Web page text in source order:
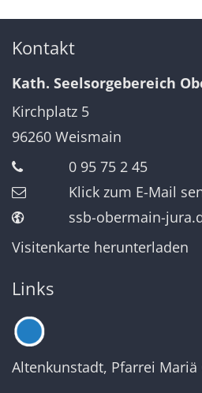
Kontakt
Kath. Seelsorgebereich
Kirchplatz 5
96260 Weismain
0 95 75 2 45
Klick zum E-Mail
ssb-obermain-
Visitenkarte herunterladen
Links
Altenkunstadt, Pfarrei Mariä